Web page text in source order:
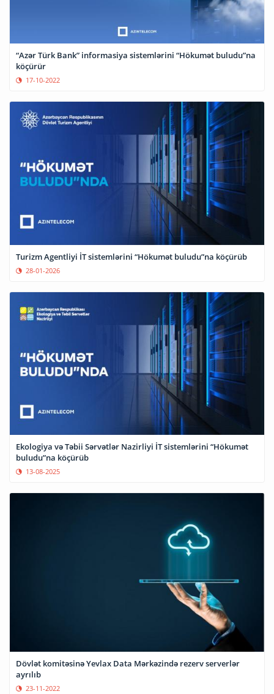
“Azər Türk Bank” informasiya sistemlərini “Hökumət buludu”na
köçürür
17-10-2022
Turizm Agentliyi İT sistemlərini “Hökumət buludu”na köçürüb
28-01-2026
Ekologiya və Təbii Sərvətlər Nazirliyi İT sistemlərini “Hökumət
buludu”na köçürüb
13-08-2025
Dövlət komitəsinə Yevlax Data Mərkəzində rezerv serverlər
ayrılıb
23-11-2022